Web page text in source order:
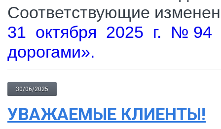
Соответствующие
31 октября 2025 г. №94
дорогами».
30/06/2025
УВАЖАЕМЫЕ КЛИЕНТЫ!